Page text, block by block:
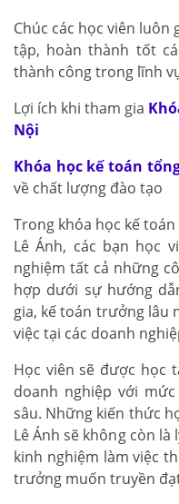
Chúc các học viên
tập, hoàn thành tốt
thành công trong lĩnh
Lợi ích khi tham gia
Nội
Khóa học kế toán
về chất lượng đào tạo
Trong khóa học kế
Lê Ánh, các bạn học
nghiệm tất cả những
hợp dưới sự hướng
gia, kế toán trưởng lâu
việc tại các doanh
Học viên sẽ được học
doanh nghiệp với
sâu. Những kiến thức
Lê Ánh sẽ không còn
kinh nghiệm làm việc
trưởng muốn truyền